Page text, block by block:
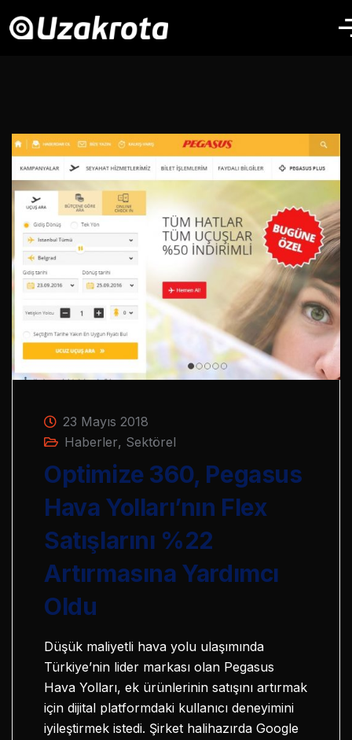
23 Mayıs 2018
Haberler, Sektörel
Optimize 360, Pegasus
Hava Yolları’nın Flex
Satışlarını %22
Artırmasına Yardımcı
Oldu
Düşük maliyetli hava yolu ulaşımında
Türkiye’nin lider markası olan Pegasus
Hava Yolları, ek ürünlerinin satışını artırmak
için dijital platformdaki kullanıcı deneyimini
iyileştirmek istedi. Şirket halihazırda Google